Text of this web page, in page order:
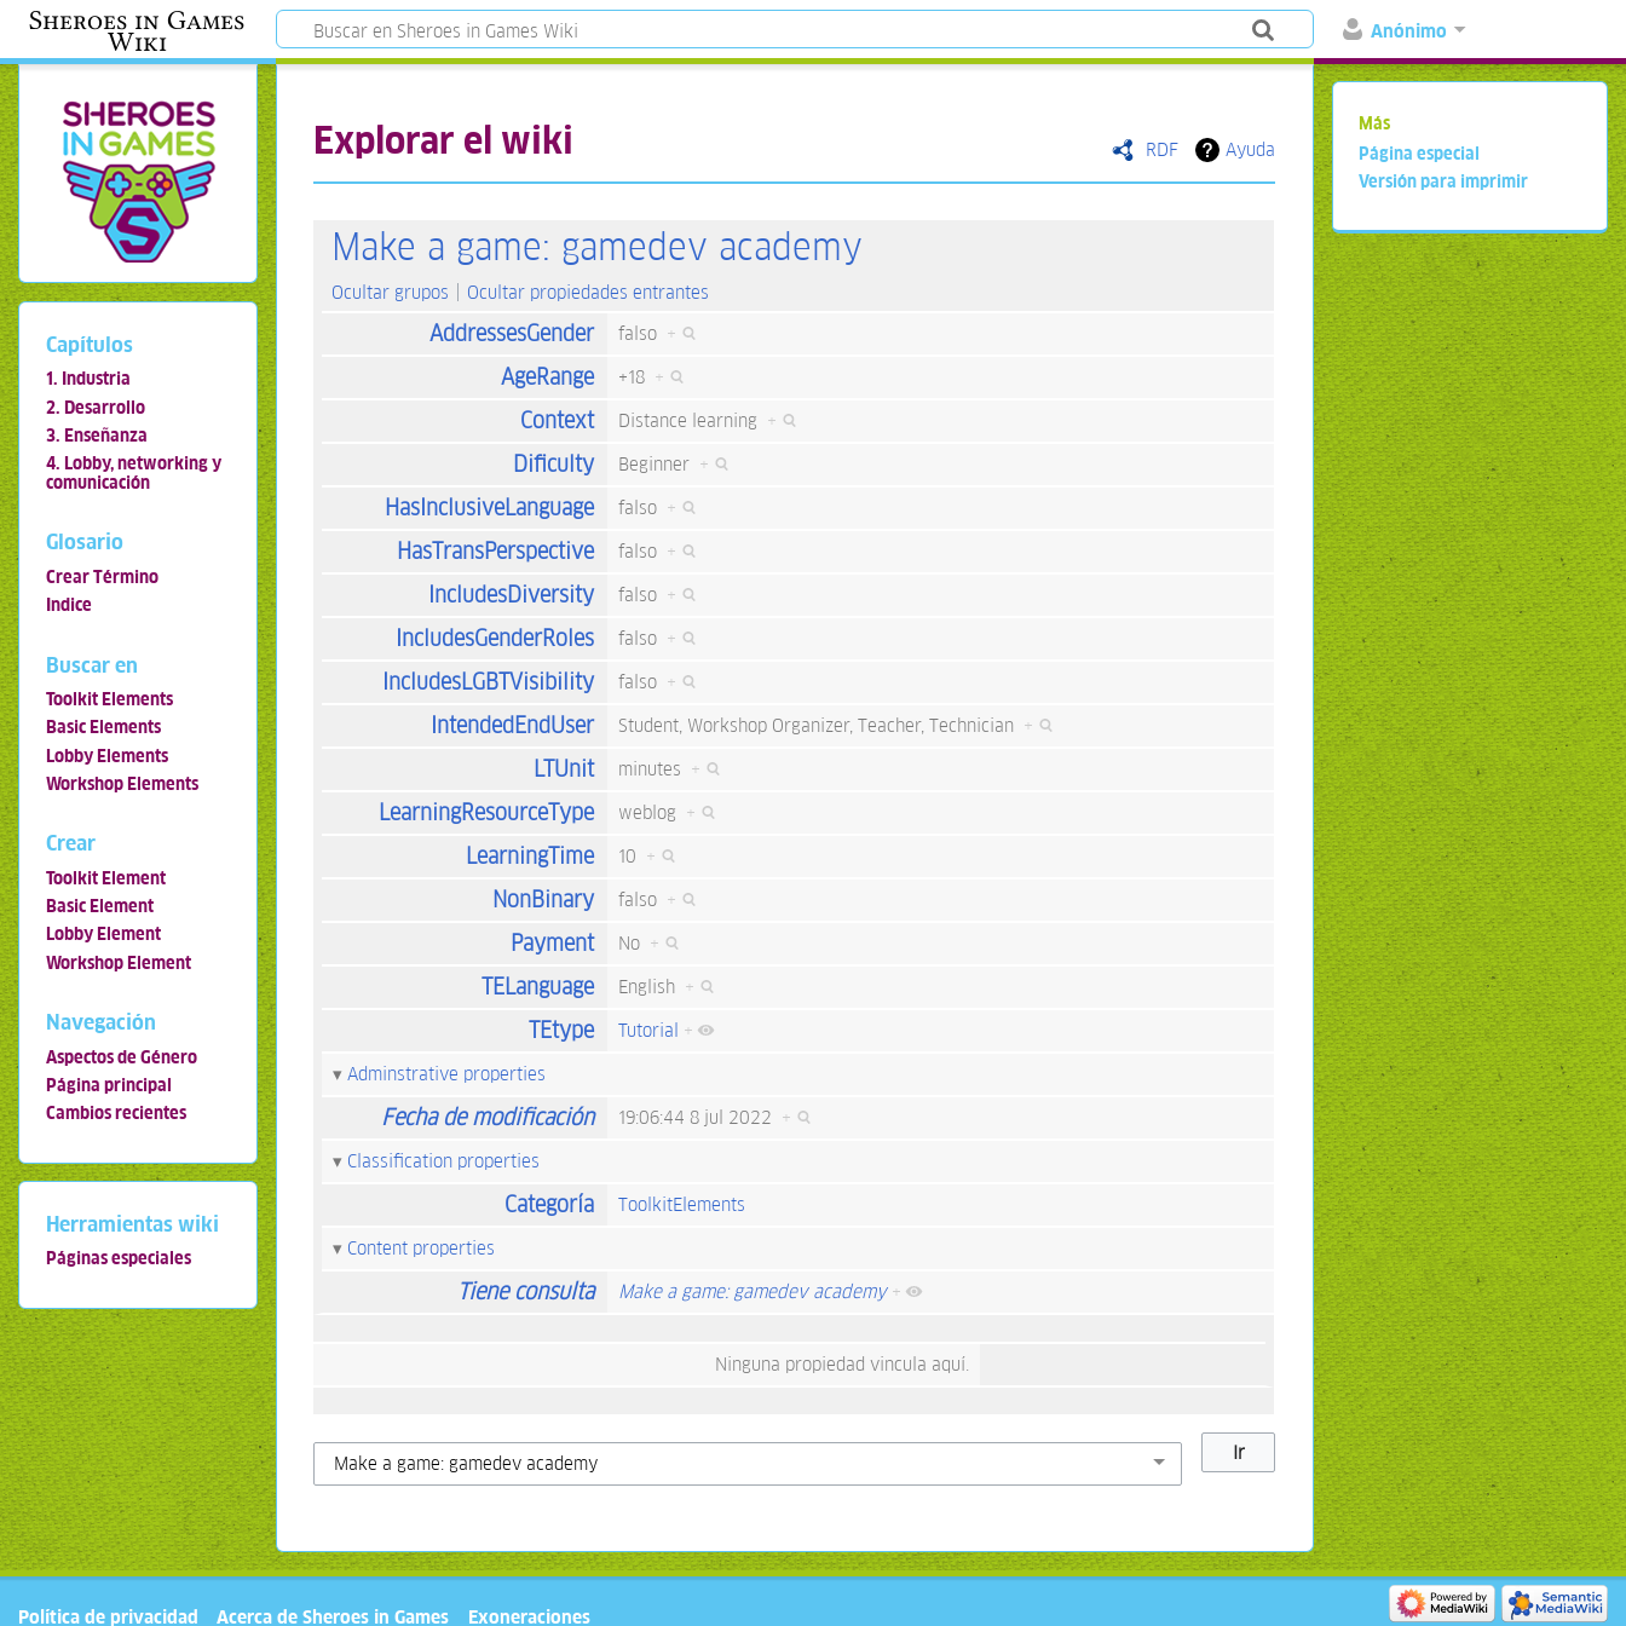
Anónimo
Sheroes in Games
Wiki
RDF Ayuda
Explorar el wiki
Make a game: gamedev academy
Ocultar grupos Ocultar propiedades entrantes
AddressesGender falso +
AgeRange +18 +
Context Distance learning +
Dificulty Beginner +
HasInclusiveLanguage falso +
HasTransPerspective falso +
IncludesDiversity falso +
IncludesGenderRoles falso +
IncludesLGBTVisibility falso +
IntendedEndUser Student, Workshop Organizer, Teacher, Technician +
LTUnit minutes +
LearningResourceType weblog +
LearningTime 10 +
NonBinary falso +
Payment No +
TELanguage English +
TEtype Tutorial +
Adminstrative properties
Fecha de modificación 19:06:44 8 jul 2022 +
Classification properties
Categoría
ToolkitElements
Content properties
Tiene consulta Make a game: gamedev academy +
Ninguna propiedad vincula aquí.
Capítulos
1. Industria
2. Desarrollo
3. Enseñanza
4. Lobby, networking y
comunicación
Glosario
Crear Término
Indice
Buscar en
Toolkit Elements
Basic Elements
Lobby Elements
Workshop Elements
Crear
Toolkit Element
Basic Element
Lobby Element
Workshop Element
Navegación
Aspectos de Género
Página principal
Cambios recientes
Herramientas wiki
Páginas especiales
Más
Página especial
Versión para imprimir
Política de privacidad Acerca de Sheroes in Games Exoneraciones